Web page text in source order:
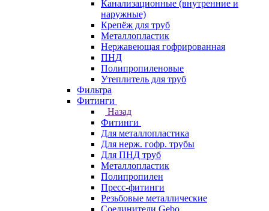
Канализационные (внутренние и
наружные)
Крепёж для труб
Металлопластик
Нержавеющая гофрированная
ПНД
Полипропиленовые
Утеплитель для труб
Фильтра
Фитинги
Назад
Фитинги
Для металлопластика
Для нерж. гофр. трубы
Для ПНД труб
Металлопластик
Полипропилен
Пресс-фитинги
Резьбовые металлические
Соединители Gebo